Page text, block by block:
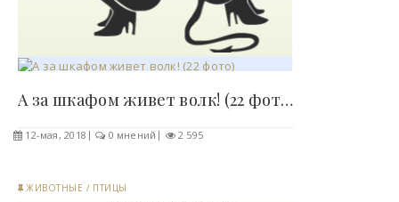
А за шкафом живет волк! (22 фото)..
12-мая, 2018 0 мнений 2 595
ЖИВОТНЫЕ / ПТИЦЫ